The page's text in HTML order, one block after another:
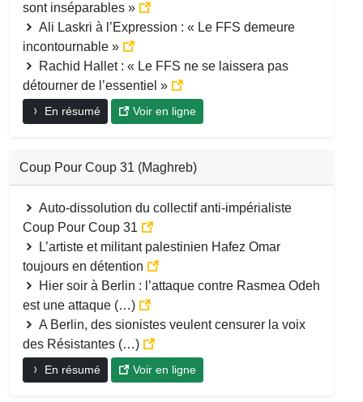
sont inséparables »
Ali Laskri à l’Expression : « Le FFS demeure
incontournable »
Rachid Hallet : « Le FFS ne se laissera pas
détourner de l’essentiel »
En résumé Voir en ligne
Coup Pour Coup 31 (Maghreb)
Auto-dissolution du collectif anti-impérialiste
Coup Pour Coup 31
L’artiste et militant palestinien Hafez Omar
toujours en détention
Hier soir à Berlin : l’attaque contre Rasmea Odeh
est une attaque (…)
A Berlin, des sionistes veulent censurer la voix
des Résistantes (…)
En résumé Voir en ligne